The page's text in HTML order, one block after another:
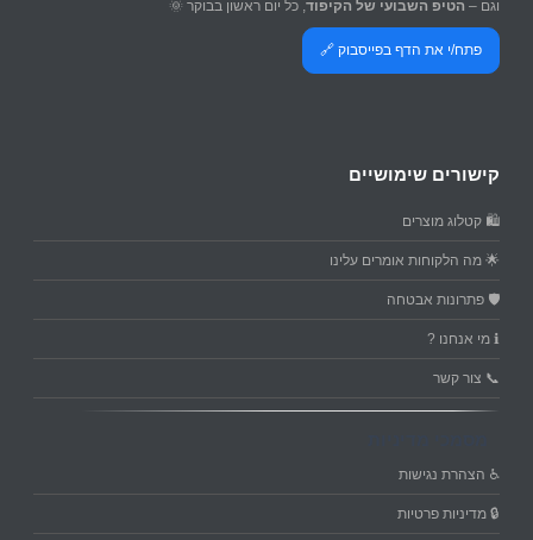
וגם – הטיפ השבועי של הקיפוד, כל יום ראשון בבוקר 🌞
פתח/י את הדף בפייסבוק 🔗
קישורים שימושיים
🛍️ קטלוג מוצרים
🌟 מה הלקוחות אומרים עלינו
🛡️ פתרונות אבטחה
ℹ️ מי אנחנו ?
📞 צור קשר
♿ הצהרת נגישות
🔒 מדיניות פרטיות